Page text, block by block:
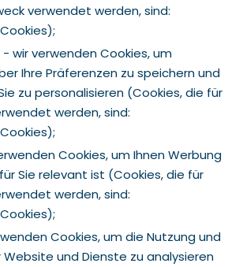
verwendet werden, sind:
wir verwenden Cookies, um
Ihre Präferenzen zu speichern und
zu personalisieren (Cookies, die für
werden, sind:
Cookies, um Ihnen Werbung
Sie relevant ist (Cookies, die für
werden, sind:
Cookies, um die Nutzung und
Website und Dienste zu analysieren